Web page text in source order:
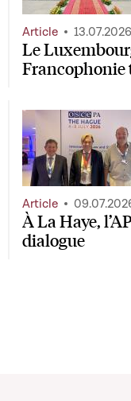
Le
Francophonie
Article 13.07.2026
À La Haye,
dialogue
Article